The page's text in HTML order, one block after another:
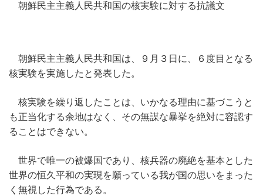
朝鮮民主主義人民共和国の核実験に対する抗議文
朝鮮民主主義人民共和国は、９月３日に、６度目となる
核実験を実施したと発表した。
核実験を繰り返したことは、いかなる理由に基づこうと
も正当化する余地はなく、その無謀な暴挙を絶対に容認す
ることはできない。
世界で唯一の被爆国であり、核兵器の廃絶を基本とした
世界の恒久平和の実現を願っている我が国の思いをまった
く無視した行為である。